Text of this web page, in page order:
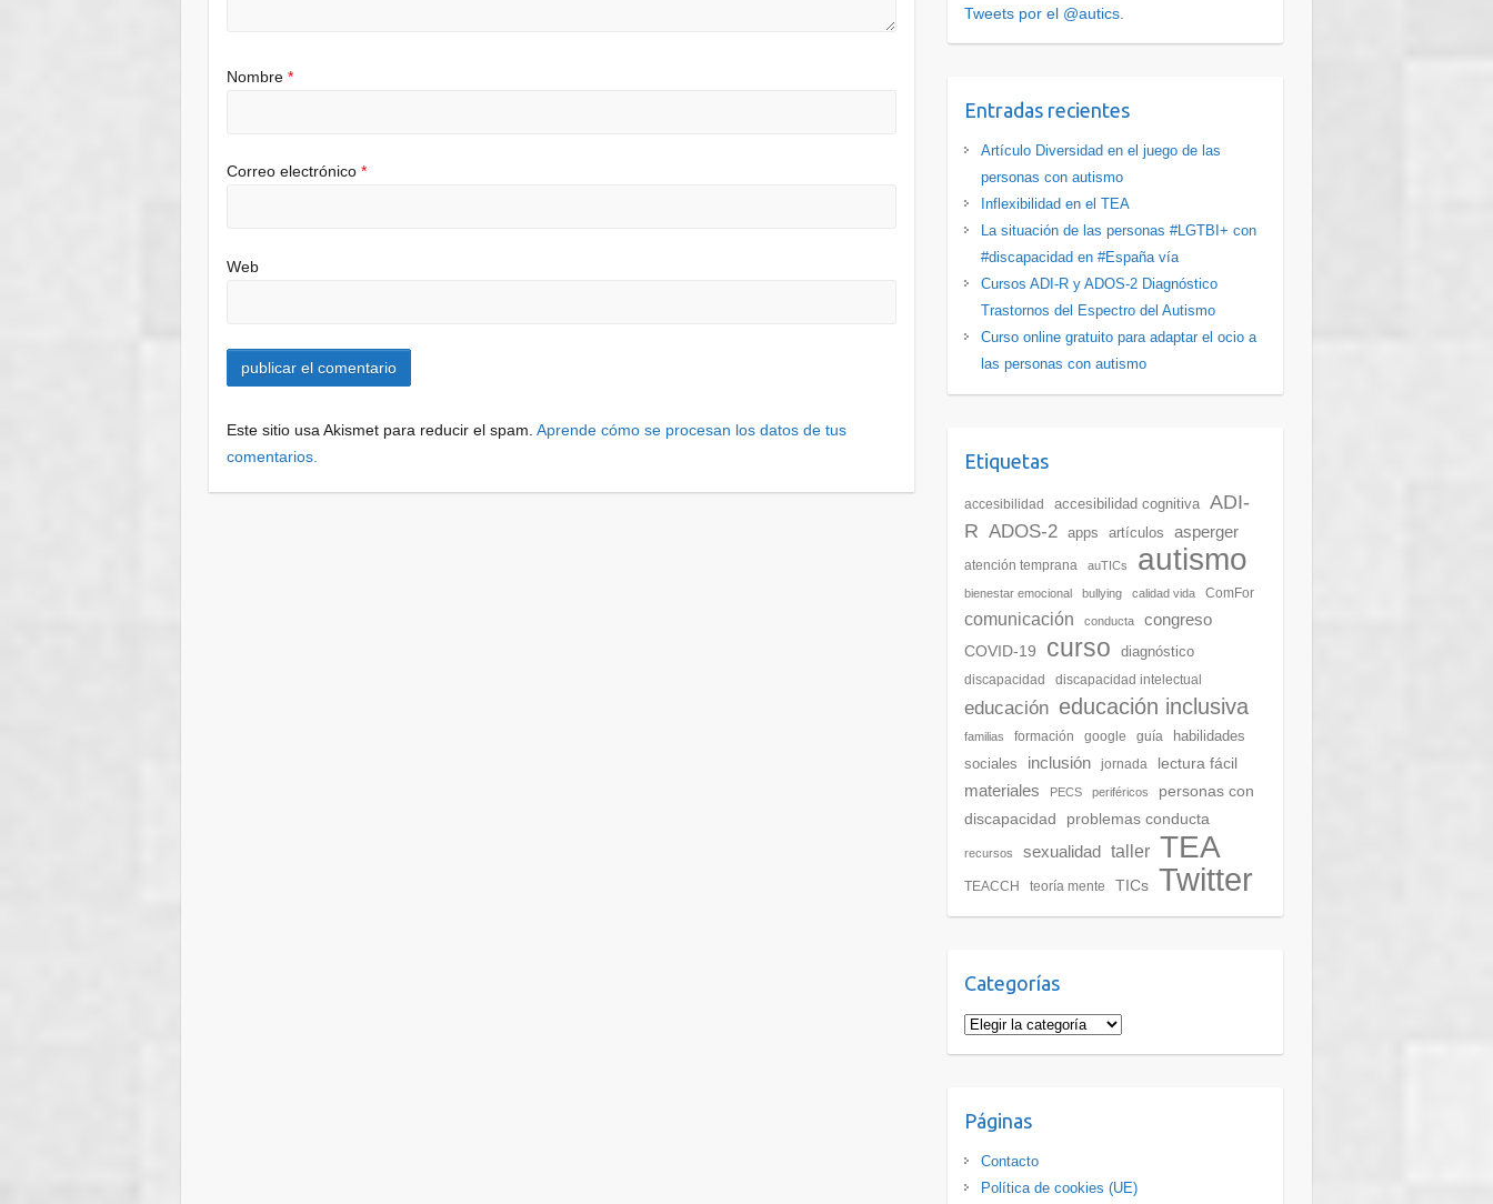
Nombre*
Correo electrónico*
Web
Este sitio usa Akismet para reducir el spam.Aprende cómo se procesan los datos de tus
comentarios.
Tweets por el @autics.
Entradas recientes
Artículo Diversidad en el juego de las
personas con autismo
Inflexibilidad en el TEA
La situación de las personas #LGTBI+ con
#discapacidad en #España vía
Cursos ADI-R y ADOS-2 Diagnóstico
Trastornos del Espectro del Autismo
Curso online gratuito para adaptar el ocio a
las personas con autismo
Etiquetas
accesibilidad accesibilidad cognitiva
ADI-
R ADOS-2 apps artículos asperger
atención temprana auTICs autismo
bienestar emocional bullying calidad vida ComFor
comunicación conducta congreso
COVID-19 curso diagnóstico
discapacidad discapacidad intelectual
educación educación inclusiva
familias formación google guía
habilidades
sociales
inclusión jornada lectura fácil
materiales PECS periféricos
personas con
discapacidad
problemas conducta
recursos sexualidad taller TEA
TEACCH teoría mente TICs Twitter
Categorías
Categorías
Páginas
Contacto
Política de cookies (UE)